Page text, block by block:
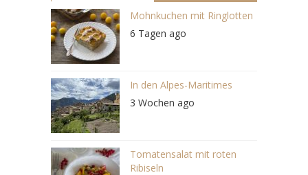
Mohnkuchen mit Ringlotten
6 Tagen ago
In den Alpes-Maritimes
3 Wochen ago
Tomatensalat mit roten
Ribiseln